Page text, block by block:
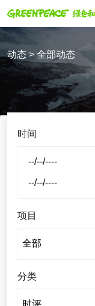
动态 > 全部动态
时间
项目
分类